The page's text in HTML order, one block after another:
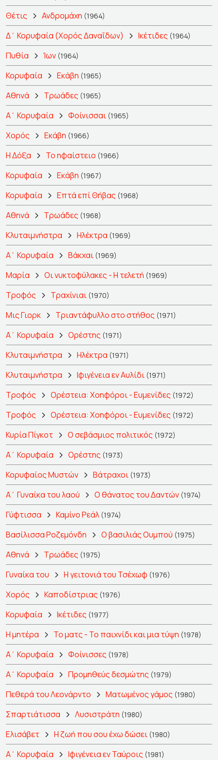
Θέτις Ανδρομάχη (1964)
Δ΄ Κορυφαία (Χορός Δαναΐδων) Ικέτιδες (1964)
Πυθία Ίων (1964)
Κορυφαία Εκάβη (1965)
Αθηνά Τρωάδες (1965)
Α΄ Κορυφαία Φοίνισσαι (1965)
Χορός Εκάβη (1966)
Η Δόξα Το ηφαίστειο (1966)
Κορυφαία Εκάβη (1967)
Κορυφαία Επτά επί Θήβας (1968)
Αθηνά Τρωάδες (1968)
Κλυταιμνήστρα Ηλέκτρα (1969)
Α΄ Κορυφαία Βάκχαι (1969)
Μαρία Οι νυκτοφύλακες - Η τελετή (1969)
Τροφός Τραχίνιαι (1970)
Μις Γιορκ Τριαντάφυλλο στο στήθος (1971)
Α΄ Κορυφαία Ορέστης (1971)
Κλυταιμνήστρα Ηλέκτρα (1971)
Κλυταιμνήστρα Ιφιγένεια εν Αυλίδι (1971)
Τροφός Ορέστεια: Χοηφόροι - Ευμενίδες (1972)
Τροφός Ορέστεια: Χοηφόροι - Ευμενίδες (1972)
Κυρία Πίγκοτ Ο σεβάσμιος πολιτικός (1972)
Α΄ Κορυφαία Ορέστης (1973)
Κορυφαίος Μυστών Βάτραχοι (1973)
Α΄ Γυναίκα του λαού Ο θάνατος του Δαντών (1974)
Γύφτισσα Καμίνο Ρεάλ (1974)
Βασίλισσα Ροζεμόνδη Ο βασιλιάς Ουμπού (1975)
Αθηνά Τρωάδες (1975)
Γυναίκα του Η γειτονιά του Τσέχωφ (1976)
Χορός Καποδίστριας (1976)
Κορυφαία Ικέτιδες (1977)
Η μητέρα Το ματς - Το παιχνίδι και μια τύψη (1978)
Α΄ Κορυφαία Φοίνισσες (1978)
Α΄ Κορυφαία Προμηθεύς δεσμώτης (1979)
Πεθερά του Λεονάρντο Ματωμένος γάμος (1980)
Σπαρτιάτισσα Λυσιστράτη (1980)
Ελισάβετ Η ζωή που σου έχω δώσει (1980)
Α΄ Κορυφαία Ιφιγένεια εν Ταύροις (1981)